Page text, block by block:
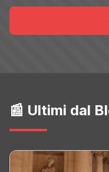
📰 Ultimi dal